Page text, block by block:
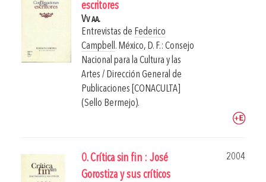
escritores
Vv aa.
Entrevistas de Federico
Campbell. México, D. F.: Consejo
Nacional para la Cultura y las
Artes / Dirección General de
Publicaciones [CONACULTA]
(Sello Bermejo).
0. Crítica sin fin : José
Gorostiza y sus críticos
2004